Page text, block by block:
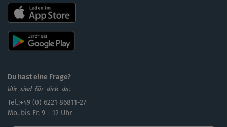
Du hast eine Frage?
Wir sind für dich da:
Tel.:+49 (0) 6221 86811-27
Mo. bis Fr. 9 - 12 Uhr